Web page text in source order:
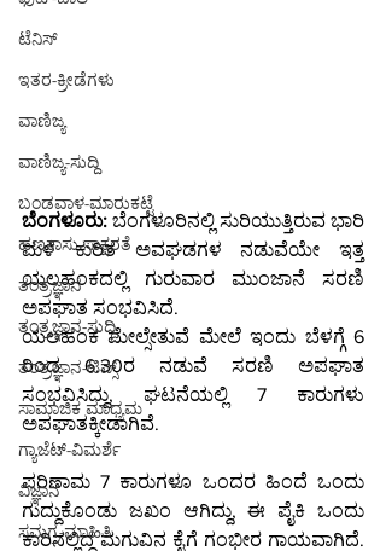
ಟೆನಿಸ್
ಇತರ-ಕ್ರೀಡೆಗಳು
ವಾಣಿಜ್ಯ
ವಾಣಿಜ್ಯ-ಸುದ್ದಿ
ಬಂಡವಾಳ-ಮಾರುಕಟ್ಟೆ
ಹಣಕಾಸು-ಸಾಕ್ಷರತೆ
ತಂತ್ರಜ್ಞಾನ
ತಂತ್ರಜ್ಞಾನ-ಸುದ್ದಿ
ತಂತ್ರಜ್ಞಾನ-ಟಿಪ್ಸ್
ಸಾಮಾಜಿಕ ಮಾಧ್ಯಮ
ಗ್ಯಾಜೆಟ್-ವಿಮರ್ಶೆ
ವಿಜ್ಞಾನ
ಸಮಗ್ರ-ಮಾಹಿತಿ
ಬೆಂಗಳೂರು: ಬೆಂಗಳೂರಿನಲ್ಲಿ ಸುರಿಯುತ್ತಿರುವ ಭಾರಿ
ಮಳೆ ಕುರಿತ ಅವಘಡಗಳ ನಡುವೆಯೇ ಇತ್ತ
ಯಲಹಂಕದಲ್ಲಿ ಗುರುವಾರ ಮುಂಜಾನೆ ಸರಣಿ
ಅಪಘಾತ ಸಂಭವಿಸಿದೆ.
ಯಲಹಂಕ ಮೇಲ್ಸೇತುವೆ ಮೇಲೆ ಇಂದು ಬೆಳಗ್ಗೆ 6
ರಿಂದ 6.30ರ ನಡುವೆ ಸರಣಿ ಅಪಘಾತ
ಸಂಭವಿಸಿದ್ದು, ಘಟನೆಯಲ್ಲಿ 7 ಕಾರುಗಳು
ಅಪಘಾತಕ್ಕೀಡಾಗಿವೆ.
ಪರಿಣಾಮ 7 ಕಾರುಗಳೂ ಒಂದರ ಹಿಂದೆ ಒಂದು
ಗುದ್ದುಕೊಂಡು ಜಖಂ ಆಗಿದ್ದು, ಈ ಪೈಕಿ ಒಂದು
ಕಾರಿನಲ್ಲಿದ್ದ ಮಗುವಿನ ಕೈಗೆ ಗಂಭೀರ ಗಾಯವಾಗಿದೆ.